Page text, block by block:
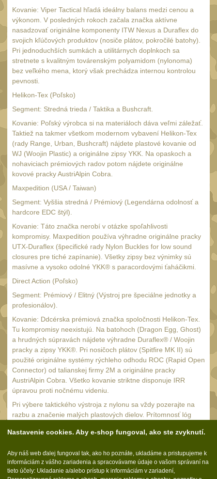
Čelové svetlá -
čelovky4
Svítilny pro
AA/AAA/14500 Li-Ion
baterie 2
Svítilny pro 18650
baterie
CR123A/16340 Li-Ion
baterie
Kapesní svítilny4
Svietidlá s magnetom 2
Potápačské svietidlá
Nabíjačky 17
Adaptér pro nabíječku
Akumulátory a baterie 7
18650 1
14500 / AA / AAA
16340 a CR123 1
príslušenstvo
27
Náhradné diely
OBLEČENIE(297)
Nosiče plátů a vesty 18
Prilby
Opasky 24
Chrániče 10
Nášivky 104
Ponča a pláštěnky11
Kovanie: Viper Tactical hľadá ideálny balans medzi cenou a
výkonom. V posledných rokoch začala značka aktívne
nasadzovať originálne komponenty ITW Nexus a Duraflex do
svojich kľúčových produktov (nosiče plátov, pokročilé batohy).
Pri jednoduchších sumkách a utilitárnych doplnkoch sa
stretnete s kvalitným továrenským polyamidom (nylonoma)
bez veľkého mena, ktorý však prechádza internou kontrolou
pevnosti.
Helikon-Tex (Poľsko)
Segment: Stredná trieda / Taktika a Bushcraft.
Kovanie: Poľský výrobca si na materiáloch dáva veľmi záležať.
Taktiež na takmer všetkom modernom vybavení Helikon-Tex
(rady Range, Urban, Bushcraft) nájdete plastové kovanie od
WJ (Woojin Plastic) a originálne zipsy YKK. Na opaskoch a
nohaviciach prémiových radov potom nájdete originálne
kovové pracky AustriAlpin Cobra.
Maxpedition (USA / Taiwan)
Segment: Vyššia stredná / Prémiový (Legendárna odolnosť a
hardcore EDC štýl).
Kovanie: Táto značka nerobí v otázke spoľahlivosti
kompromisy. Maxpedition používa výhradne originálne pracky
UTX-Duraflex (špecifické rady Nylon Buckles for low sound
closures pre tiché zapínanie). Všetky zipsy bez výnimky sú
masívne a vysoko odolné YKK® s paracordovými ťaháčikmi.
Direct Action (Poľsko)
Segment: Prémiový / Elitný (Výstroj pre špeciálne jednotky a
profesionálov).
Kovanie: Ddcérska prémiová značka spoločnosti Helikon-Tex.
Tu kompromisy neexistujú. Na batohoch (Dragon Egg, Ghost)
a hrudných súpravách nájdete výhradne Duraflex® / Woojin
pracky a zipsy YKK®. Pri nosičoch plátov (Spitfire MK II) sú
použité originálne systémy rýchleho odhodu ROC (Rapid Open
Connector) od talianskej firmy 2M a originálne pracky
AustriAlpin Cobra. Všetko kovanie striktne disponuje IRR
úpravou proti nočnému videniu.
Pri výbere taktického výstroja z nylonu sa vždy pozerajte na
razbu a značenie malých plastových dielov. Prítomnosť lóg
je len prázdnym príplatkom za meno. Je to vaša istota, že
sledovaní protivníkom cez prístroje nočného videnia.
Nastavenie cookies. Aby e-shop fungoval, ako ste zvyknutí.
Aby náš web ďalej fungoval tak, ako ho poznáte, ukladáme a pristupujeme k
informáciám z vášho zariadenia a spracovávame údaje o vašom správaní na
tieto účely: Ukladanie a/alebo prístup k informáciám v zariadení,